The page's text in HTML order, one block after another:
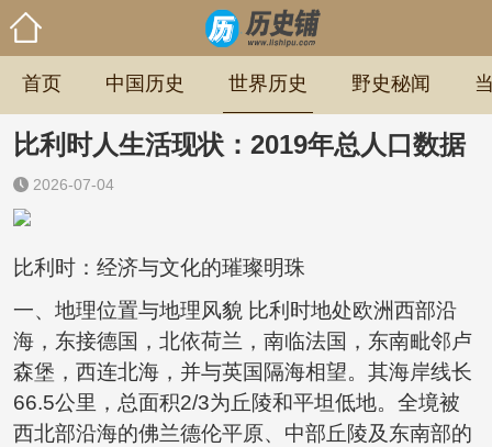
首页 中国历史 世界历史 野史秘闻
比利时人生活现状：2019年总人口数据
2026-07-04
比利时：经济与文化的璀璨明珠
一、地理位置与地理风貌 比利时地处欧洲西部沿
海，东接德国，北依荷兰，南临法国，东南毗邻卢
森堡，西连北海，并与英国隔海相望。其海岸线长
66.5公里，总面积2/3为丘陵和平坦低地。全境被
西北部沿海的佛兰德伦平原、中部丘陵及东南部的